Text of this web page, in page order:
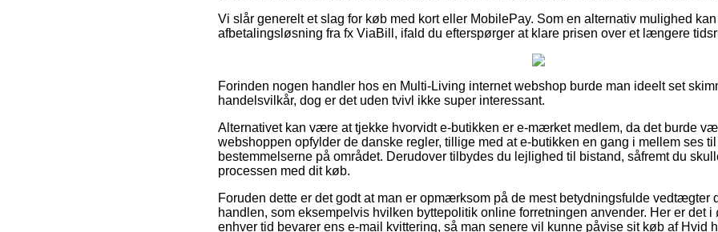
Vi slår generelt et slag for køb med kort eller MobilePay. Som en alternativ mulighed
afbetalingsløsning fra fx ViaBill, ifald du efterspørger at klare prisen over et længere
Forinden nogen handler hos en Multi-Living internet webshop burde man ideelt set
handelsvilkår, dog er det uden tvivl ikke super interessant.
Alternativet kan være at tjekke hvorvidt e-butikken er e-mærket medlem, da det burde
webshoppen opfylder de danske regler, tillige med at e-butikken en gang i mellem ses
bestemmelserne på området. Derudover tilbydes du lejlighed til bistand, såfremt du
processen med dit køb.
Foruden dette er det godt at man er opmærksom på de mest betydningsfulde vedtægter
handlen, som eksempelvis hvilken byttepolitik online forretningen anvender. Her er det i
enhver tid bevarer ens e-mail kvittering, så man senere vil kunne påvise sit køb af Hvid